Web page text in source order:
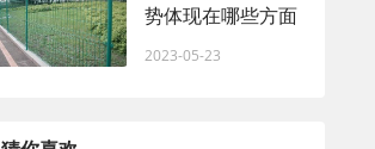
势体现在哪些方面
2023-05-23